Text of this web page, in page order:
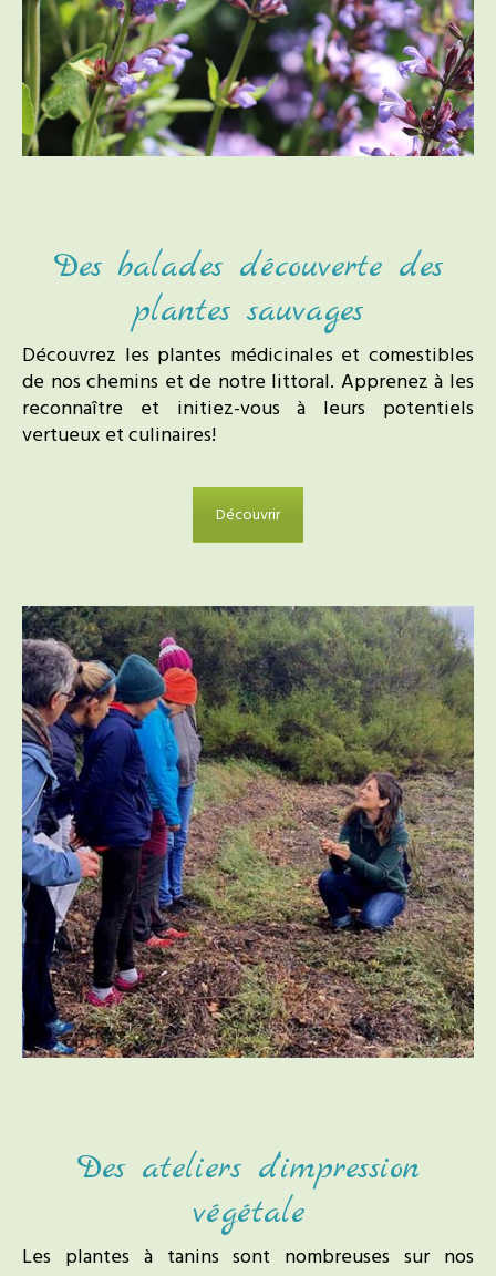
Des balades découverte des
plantes sauvages
Découvrez les plantes médicinales et comestibles
de nos chemins et de notre littoral. Apprenez à les
reconnaître et initiez-vous à leurs potentiels
vertueux et culinaires!
Découvrir
Des ateliers d’impression
végétale
Les plantes à tanins sont nombreuses sur nos